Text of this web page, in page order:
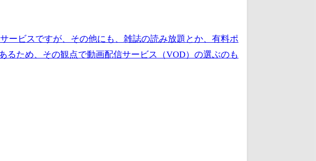
ービスですが、その他にも、雑誌の読み放題とか、有料ポ
ため、その観点で動画配信サービス（VOD）の選ぶのも